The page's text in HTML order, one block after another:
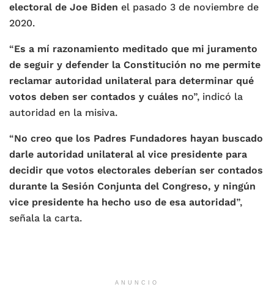
electoral de Joe Biden el pasado 3 de noviembre de
2020.
“Es a mí razonamiento meditado que mi juramento
de seguir y defender la Constitución no me permite
reclamar autoridad unilateral para determinar qué
votos deben ser contados y cuáles no”, indicó la
autoridad en la misiva.
“No creo que los Padres Fundadores hayan buscado
darle autoridad unilateral al vice presidente para
decidir que votos electorales deberían ser contados
durante la Sesión Conjunta del Congreso, y ningún
vice presidente ha hecho uso de esa autoridad”,
señala la carta.
ANUNCIO